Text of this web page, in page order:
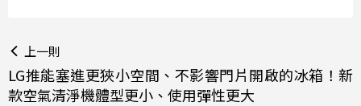
上一則
LG推能塞進更狹小空間、不影響門片開啟的冰箱！新
款空氣清淨機體型更小、使用彈性更大